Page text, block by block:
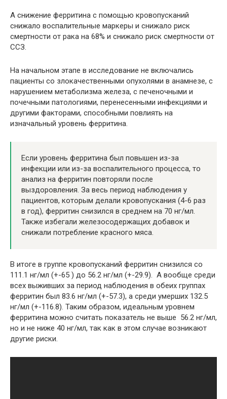
А снижение ферритина с помощью кровопусканий
снижало воспалительные маркеры и снижало риск
смертности от рака на 68% и снижало риск смертности от
ССЗ.
На начальном этапе в исследование не включались
пациенты со злокачественными опухолями в анамнезе, с
нарушением метаболизма железа, с печеночными и
почечными патологиями, перенесенными инфекциями и
другими факторами, способными повлиять на
изначальный уровень ферритина.
Если уровень ферритина был повышен из-за
инфекции или из-за воспалительного процесса, то
анализ на ферритин повторяли после
выздоровления. За весь период наблюдения у
пациентов, которым делали кровопускания (4-6 раз
в год), ферритин снизился в среднем на 70 нг/мл.
Также избегали железосодержащих добавок и
снижали потребление красного мяса.
В итоге в группе кровопусканий ферритин снизился со
111.1 нг/мл (+-65 ) до 56.2 нг/мл (+-29.9). А вообще среди
всех выживших за период наблюдения в обеих группах
ферритин был 83.6 нг/мл (+-57.3), а среди умерших 132.5
нг/мл (+-116.8). Таким образом, идеальным уровнем
ферритина можно считать показатель не выше 56.2 нг/мл,
но и не ниже 40 нг/мл, так как в этом случае возникают
другие риски.